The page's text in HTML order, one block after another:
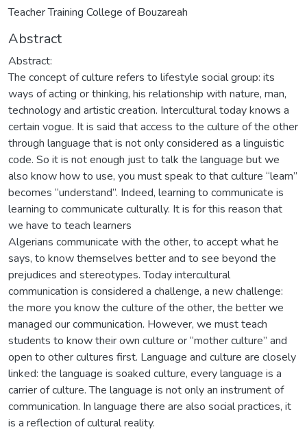
Teacher Training College of Bouzareah
Abstract
Abstract:
The concept of culture refers to lifestyle social group: its
ways of acting or thinking, his relationship with nature, man,
technology and artistic creation. Intercultural today knows a
certain vogue. It is said that access to the culture of the other
through language that is not only considered as a linguistic
code. So it is not enough just to talk the language but we
also know how to use, you must speak to that culture “learn”
becomes “understand”. Indeed, learning to communicate is
learning to communicate culturally. It is for this reason that
we have to teach learners
Algerians communicate with the other, to accept what he
says, to know themselves better and to see beyond the
prejudices and stereotypes. Today intercultural
communication is considered a challenge, a new challenge:
the more you know the culture of the other, the better we
managed our communication. However, we must teach
students to know their own culture or “mother culture” and
open to other cultures first. Language and culture are closely
linked: the language is soaked culture, every language is a
carrier of culture. The language is not only an instrument of
communication. In language there are also social practices, it
is a reflection of cultural reality.